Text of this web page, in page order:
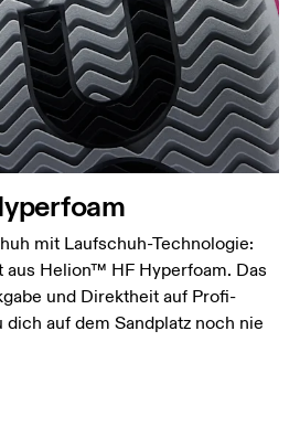
mit Laufschuh-Technologie:
Helion™ HF Hyperfoam. Das
und Direktheit auf Profi-
dich auf dem Sandplatz noch nie